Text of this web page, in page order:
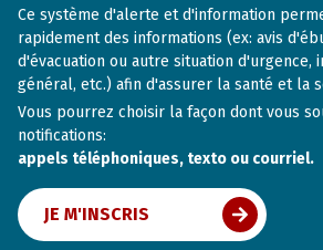
Ce système d'alerte et d'information
rapidement des informations (ex: avis
d'évacuation ou autre situation d'urgence,
général, etc.) afin d'assurer la santé et la
Vous pourrez choisir la façon dont vous
notifications:
appels téléphoniques, texto ou courriel.
JE M'INSCRIS